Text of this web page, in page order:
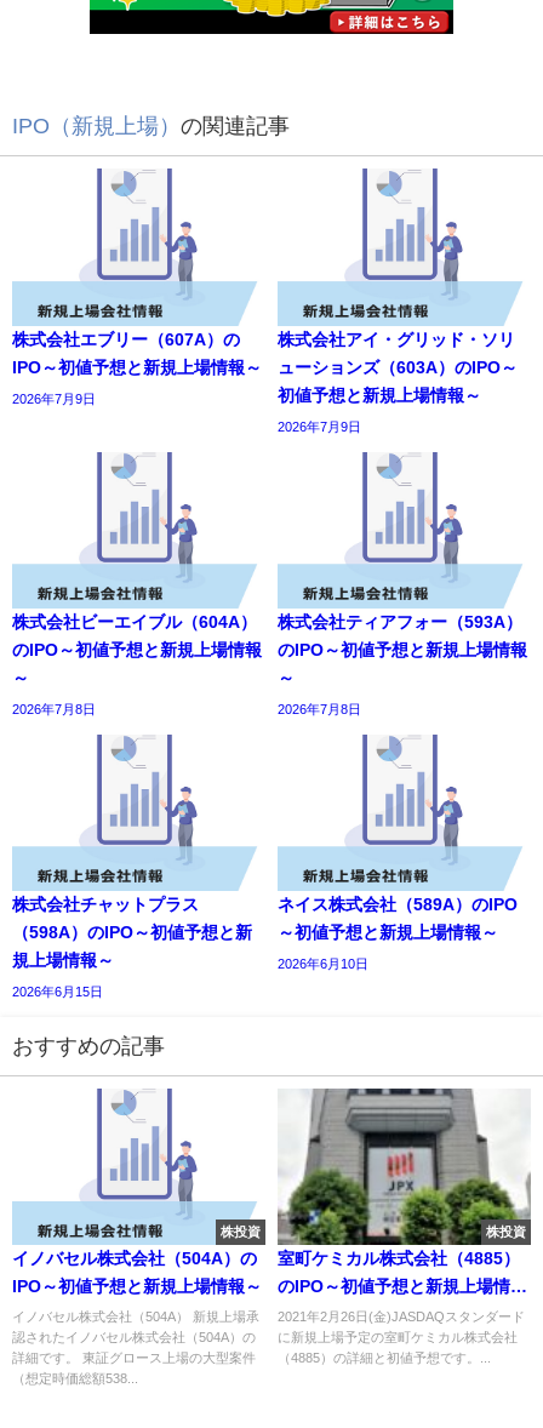
IPO（新規上場） の関連記事
株式会社エブリー（607A）の
IPO～初値予想と新規上場情報～
2026年7月9日
株式会社アイ・グリッド・ソリ
ューションズ（603A）のIPO～
初値予想と新規上場情報～
2026年7月9日
株式会社ビーエイブル（604A）
のIPO～初値予想と新規上場情報
～
2026年7月8日
株式会社ティアフォー（593A）
のIPO～初値予想と新規上場情報
～
2026年7月8日
株式会社チャットプラス
（598A）のIPO～初値予想と新
規上場情報～
2026年6月15日
ネイス株式会社（589A）のIPO
～初値予想と新規上場情報～
2026年6月10日
おすすめの記事
株投資
イノバセル株式会社（504A）の
IPO～初値予想と新規上場情報～
イノバセル株式会社（504A） 新規上場承
認されたイノバセル株式会社（504A）の
詳細です。 東証グロース上場の大型案件
（想定時価総額538...
株投資
室町ケミカル株式会社（4885）
のIPO～初値予想と新規上場情報
～
2021年2月26日(金)JASDAQスタンダード
に新規上場予定の室町ケミカル株式会社
（4885）の詳細と初値予想です。...